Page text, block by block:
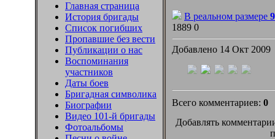
Главная страница
История бригады
Список погибших
Пропавшие без вести
Публикации о нас
Воспоминания
участников
Даты боев
Бригадная символика
Биографии
Видео 101-й бригады
Фотоальбомы
В реальном размере
1889 0
Добавлено 14 Окт 2009
Всего комментариев: 0
Добавлять